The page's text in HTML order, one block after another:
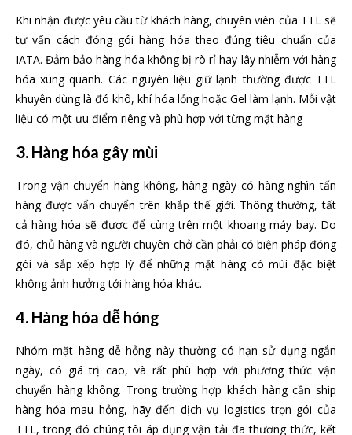
Khi nhận được yêu cầu từ khách hàng, chuyên viên của TTL sẽ
tư vấn cách đóng gói hàng hóa theo đúng tiêu chuẩn của
IATA. Đảm bảo hàng hóa không bị rò rỉ hay lây nhiễm với hàng
hóa xung quanh. Các nguyên liệu giữ lạnh thường được TTL
khuyên dùng là đó khô, khí hóa lỏng hoặc Gel làm lạnh. Mỗi vật
liệu có một ưu điểm riêng và phù hợp với từng mặt hàng
3. Hàng hóa gây mùi
Trong vận chuyển hàng không, hàng ngày có hàng nghìn tấn
hàng được vẩn chuyển trên khắp thế giới. Thông thường, tất
cả hàng hóa sẽ được để cùng trên một khoang máy bay. Do
đó, chủ hàng và người chuyên chở cần phải có biện pháp đóng
gói và sắp xếp hợp lý để những mặt hàng có mùi đặc biệt
không ảnh hưởng tới hàng hóa khác.
4. Hàng hóa dễ hỏng
Nhóm mặt hàng dễ hỏng này thường có hạn sử dụng ngắn
ngày, có giá trị cao, và rất phù hợp với phương thức vận
chuyển hàng không. Trong trường hợp khách hàng cần ship
hàng hóa mau hỏng, hãy đến dịch vụ logistics trọn gói của
TTL, trong đó chúng tôi áp dụng vận tải đa thương thức, kết